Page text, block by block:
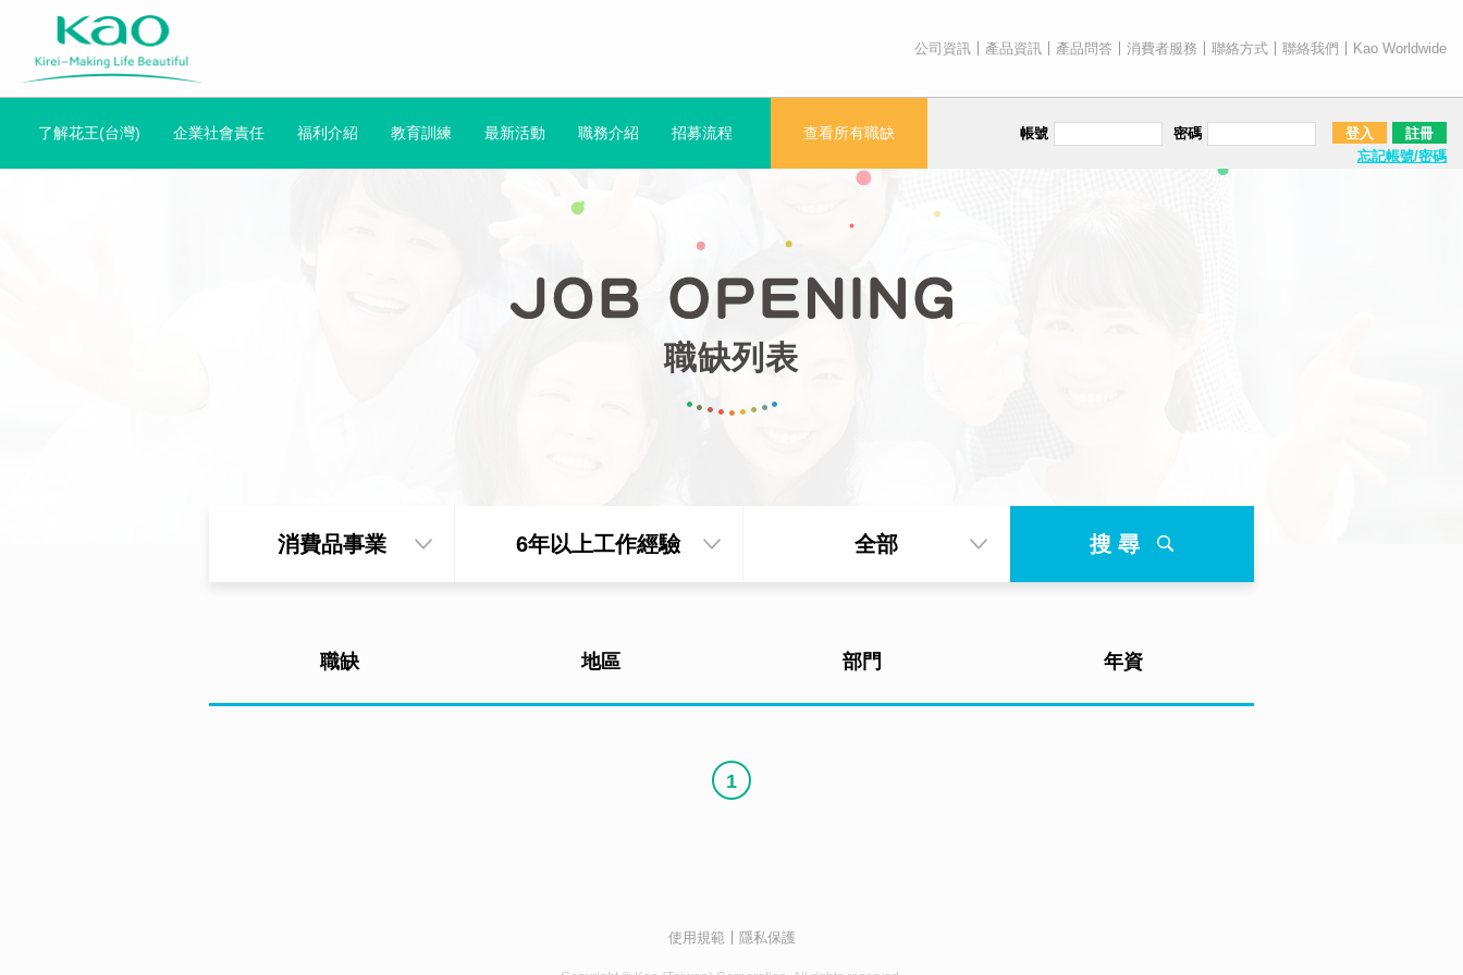
公司資訊 產品資訊 產品問答 消費者服務 聯絡方式 聯絡我們 Kao Worldwide
了解花王(台灣) 企業社會責任 福利介紹 教育訓練 最新活動 職務介紹 招募流程 查看所有職缺 帳號 密碼 登入
註冊
忘記帳號/密碼
職缺列表
消費品事業 6年以上工作經驗 全部 搜 尋
職缺 地區 部門 年資
1
使用規範 隱私保護